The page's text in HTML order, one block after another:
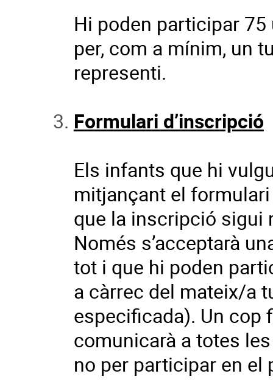
Hi poden participar
per, com a mínim, un
representi.
Formulari d’inscripció
Els infants que hi
mitjançant el
que la inscripció sigui
Només s’acceptarà
tot i que hi poden
a càrrec del mateix/a
especificada). Un cop
comunicarà a totes
no per participar en el